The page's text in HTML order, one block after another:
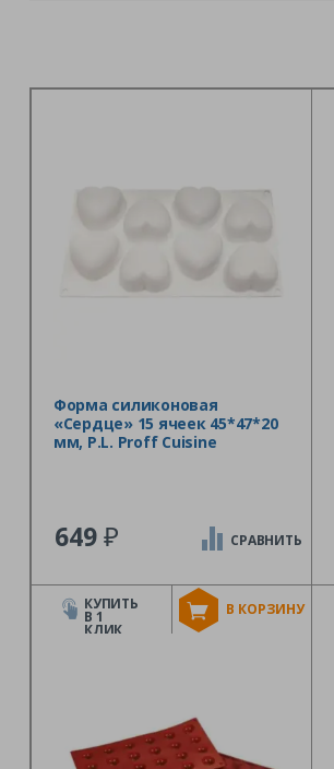
Форма силиконовая
«Сердце» 15 ячеек 45*47*20
мм, P.L. Proff Cuisine
649₽
В КОРЗИНУ
СРАВНИТЬ
КУПИТЬ
В 1
КЛИК